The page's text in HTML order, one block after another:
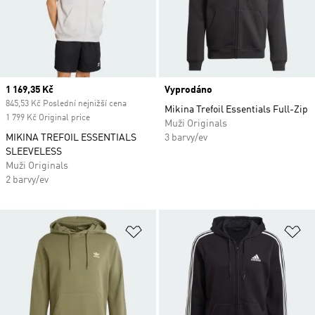
Current price
1 169,35 Kč
845,53 Kč Poslední nejnižší cena
1 799 Kč Original price
MIKINA TREFOIL ESSENTIALS
SLEEVELESS
Muži Originals
2 barvy/ev
Vyprodáno
Mikina Trefoil Essentials Full-Zip
Muži Originals
3 barvy/ev
Přidat do seznamu přání